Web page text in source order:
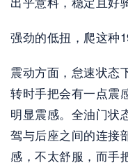
强劲的低扭，爬这种
震动方面，怠速状态
转时手把会有一点震
明显震感。全油门状
驾与后座之间的连接
感，不太舒服，而手